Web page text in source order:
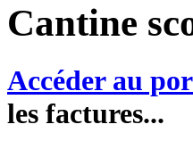
Cantine
Accéder au
les factures...